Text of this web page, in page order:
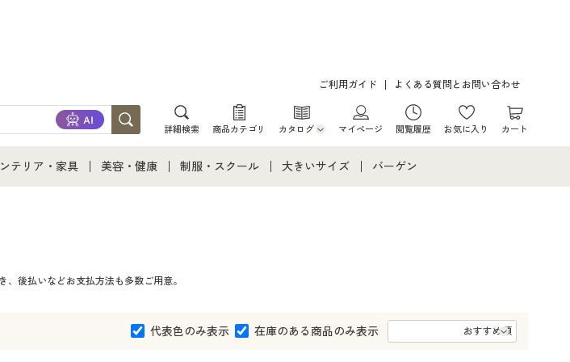
ご利用ガイド よくある質問とお問い合わせ
詳細検索 商品カテゴリ カタログ
カタログ・チラシからのご注文
マイページ 閲覧履歴 お気に入り カート
テリア・家具
テリア・家具通販すべて
ド
美容・健康 制服・スクール 大きいサイズ
大きいサイズ メンズ
バーゲン
後払いなどお支払方法も多数ご用意。
代表色のみ表示 在庫のある商品のみ表示